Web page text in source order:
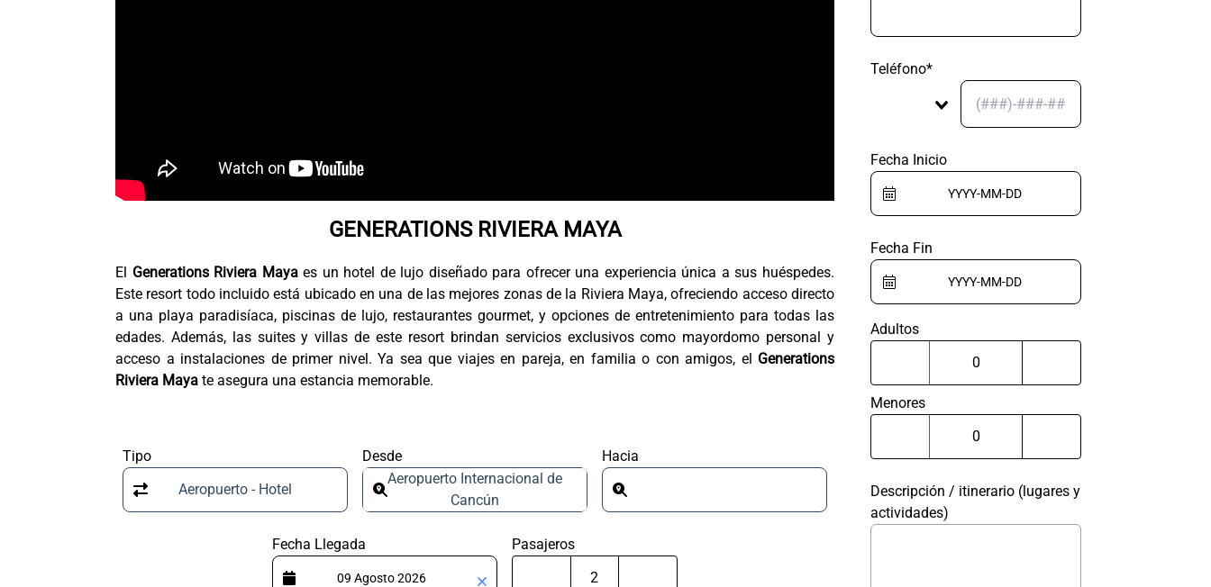
GENERATIONS RIVIERA MAYA
El Generations Riviera Mayaes un hotel de lujo diseñado para ofrecer una experiencia única a sus huéspedes.
Este resort todo incluido está ubicado en una de las mejores zonas de la Riviera Maya, ofreciendo acceso directo
a una playa paradisíaca, piscinas de lujo, restaurantes gourmet, y opciones de entretenimiento para todas las
edades. Además, las suites y villas de este resort brindan servicios exclusivos como mayordomo personal y
acceso a instalaciones de primer nivel. Ya sea que viajes en pareja, en familia o con amigos, el Generations
Riviera Maya te asegura una estancia memorable.
Tipo
Aeropuerto - Hotel
Desde
Aeropuerto Internacional de
Cancún
Hacia
Fecha Llegada Pasajeros
Teléfono*
Fecha Inicio
Fecha Fin
Adultos
Menores
Descripción / itinerario (lugares y
actividades)